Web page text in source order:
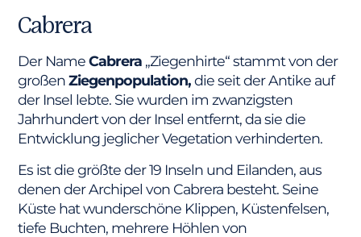
Cabrera
Der NameCabrera „Ziegenhirte“ stammt von der
großenZiegenpopulation,die seit der Antike auf
der Insel lebte. Sie wurden im zwanzigsten
Jahrhundert von der Insel entfernt, da sie die
Entwicklung jeglicher Vegetation verhinderten.
Es ist die größte der 19 Inseln und Eilanden, aus
denen der Archipel von Cabrera besteht. Seine
Küste hat wunderschöne Klippen, Küstenfelsen,
tiefe Buchten, mehrere Höhlen von